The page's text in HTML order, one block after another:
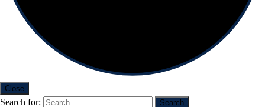
Close
Search for: